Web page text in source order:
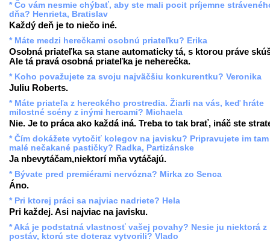
* Čo vám nesmie chýbať, aby ste mali pocit príjemne
dňa? Henrieta, Bratislav
Každý deň je to niečo iné.
* Máte medzi herečkami osobnú priateľku? Erika
Osobná priateľka sa stane automaticky tá, s ktorou práve
Ale tá pravá osobná priateľka je neherečka.
* Koho považujete za svoju najväčšiu konkurentku? Veronika
Juliu Roberts.
* Máte priateľa z hereckého prostredia. Žiarli na vás, keď hráte
milostné scény z inými hercami? Michaela
Nie. Je to práca ako každá iná. Treba to tak brať, ináč ste
* Čím dokážete vytočiť kolegov na javisku? Pripravujete im tam
malé nečakané pastičky? Radka, Partizánske
Ja nbevytáčam,niektorí mňa vytáčajú.
* Bývate pred premiérami nervózna? Mirka zo Senca
Áno.
* Pri ktorej práci sa najviac nadriete? Hela
Pri každej. Asi najviac na javisku.
* Aká je podstatná vlastnosť vašej povahy? Nesie ju niektorá z
postáv, ktorú ste doteraz vytvorili? Vlado